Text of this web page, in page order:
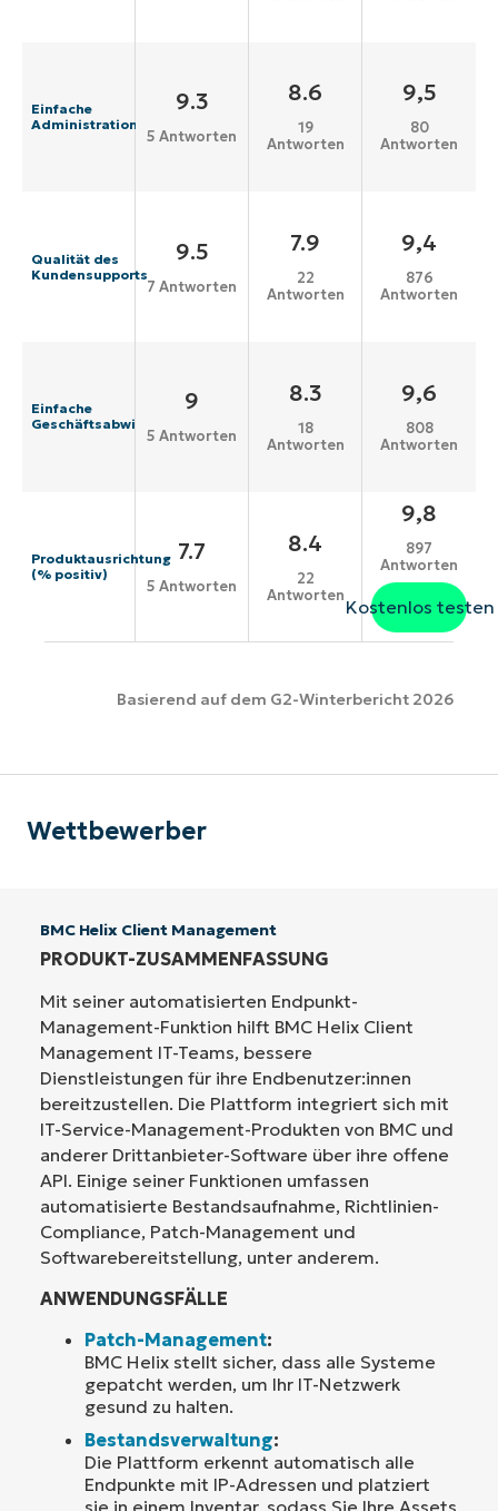
Einfache
Administration
9.3
5 Antworten
8.6
19
Antworten
9,5
80
Antworten
Qualität des
Kundensupports
9.5
7 Antworten
7.9
22
Antworten
9,4
876
Antworten
Einfache
Geschäftsabwicklung
9
5 Antworten
8.3
18
Antworten
9,6
808
Antworten
Produktausrichtung
(% positiv)
7.7
5 Antworten
8.4
22
Antworten
9,8
897
Antworten
Kostenlos testen
Basierend auf dem G2-Winterbericht 2026
Wettbewerber
BMC Helix Client Management
PRODUKT-ZUSAMMENFASSUNG
Mit seiner automatisierten Endpunkt-
Management-Funktion hilft BMC Helix Client
Management IT-Teams, bessere
Dienstleistungen für ihre Endbenutzer:innen
bereitzustellen. Die Plattform integriert sich mit
IT-Service-Management-Produkten von BMC und
anderer Drittanbieter-Software über ihre offene
API. Einige seiner Funktionen umfassen
automatisierte Bestandsaufnahme, Richtlinien-
Compliance, Patch-Management und
Softwarebereitstellung, unter anderem.
ANWENDUNGSFÄLLE
Patch-Management:
BMC Helix stellt sicher, dass alle Systeme
gepatcht werden, um Ihr IT-Netzwerk
gesund zu halten.
Bestandsverwaltung:
Die Plattform erkennt automatisch alle
Endpunkte mit IP-Adressen und platziert